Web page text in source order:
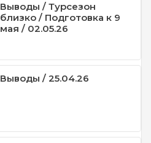
Выводы / Турсезон
близко / Подготовка к 9
мая / 02.05.26
Выводы / 25.04.26